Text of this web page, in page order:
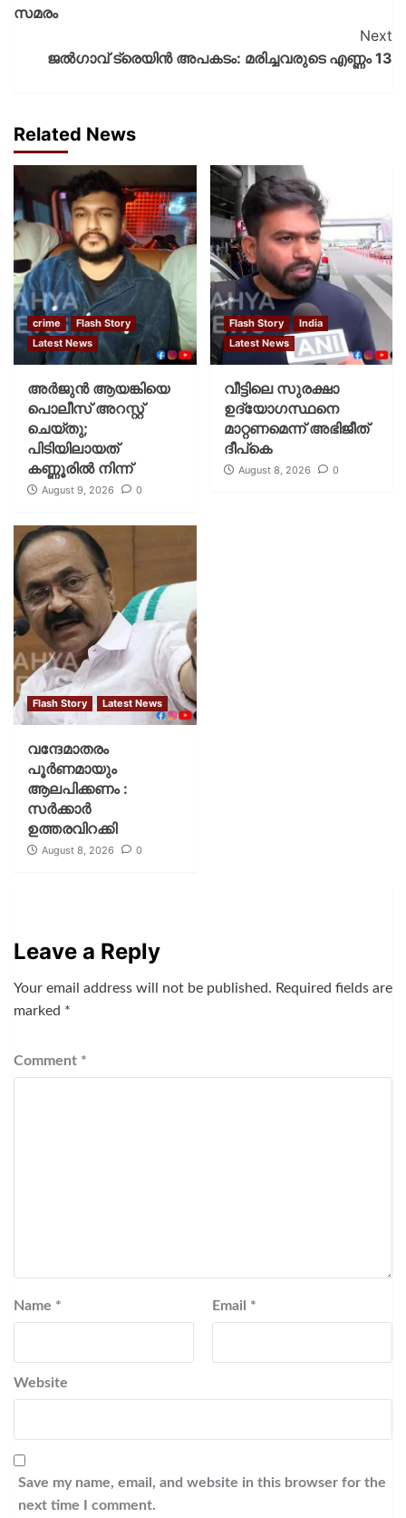
സമരം
Next
ജല്‍ഗാവ് ട്രെയിന്‍ അപകടം: മരിച്ചവരുടെ എണ്ണം 13
Related News
crime
Flash Story
Latest News
അർജുൻ ആയങ്കിയെ
പൊലീസ് അറസ്റ്റ്
ചെയ്‌തു;
പിടിയിലായത്
കണ്ണൂരിൽ നിന്ന്
August 9, 2026 0
Flash Story
India
Latest News
വീട്ടിലെ സുരക്ഷാ
ഉദ്യോഗസ്ഥനെ
മാറ്റണമെന്ന് അഭിജീത്
ദീപ്‌കെ
August 8, 2026 0
Flash Story Latest News
വന്ദേമാതരം
പൂര്‍ണമായും
ആലപിക്കണം :
സര്‍ക്കാര്‍
ഉത്തരവിറക്കി
August 8, 2026 0
Leave a Reply
Your email address will not be published. Required fields are
marked *
Comment *
Name * Email *
Website
Save my name, email, and website in this browser for the
next time I comment.